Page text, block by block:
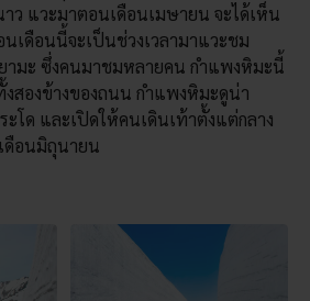
ว แวะมาตอนเดือนเมษายน จะได้เห็น
เดือนนี้จะเป็นช่วงเวลามาแวะชม
ามะ ซึ่งคนมาชมหลายคน กำแพงหิมะนี้
งสองข้างของถนน กำแพงหิมะดูน่า
ะโด และเปิดให้คนเดินเท้าตั้งแต่กลาง
ดือนมิถุนายน